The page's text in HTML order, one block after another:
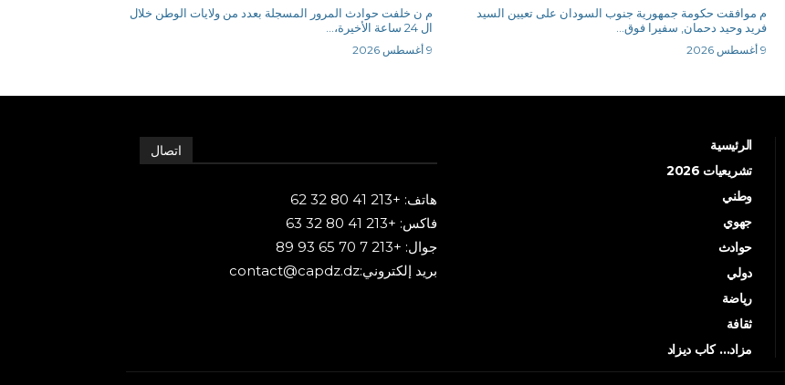
م موافقت حكومة جمهورية جنوب السودان على تعيين السيد
فريد وحيد دحمان, سفيرا فوق...
9 أغسطس 2026
م ن خلفت حوادث المرور المسجلة بعدد من ولايات الوطن خلال
ال 24 ساعة الأخيرة،...
9 أغسطس 2026
الرئيسية
تشريعيات 2026
وطني
جهوي
حوادث
دولي
رياضة
ثقافة
مزاد… كاب ديزاد
اتصال
هاتف: +213 41 80 32 62
فاكس: +213 41 80 32 63
جوال: +213 7 70 65 93 89
بريد إلكتروني:contact@capdz.dz